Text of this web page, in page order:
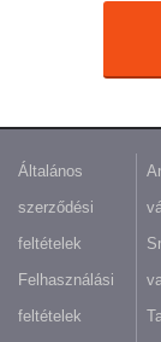
Általános
szerződési
feltételek
Felhasználási
feltételek